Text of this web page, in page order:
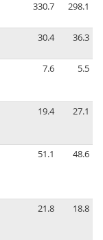
330.7 298.1
30.4 36.3
7.6 5.5
19.4 27.1
51.1 48.6
21.8 18.8